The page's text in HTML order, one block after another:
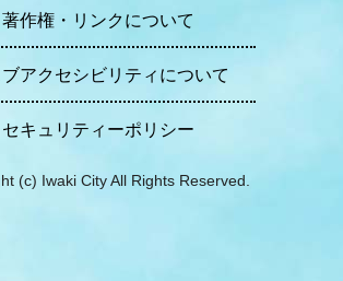
著作権・リンクについて
ブアクセシビリティについて
セキュリティーポリシー
(c) Iwaki City All Rights Reserved.